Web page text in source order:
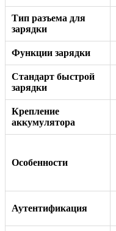
Тип разъема для
зарядки
Функции зарядки
Стандарт быстрой
зарядки
Крепление
аккумулятора
Особенности
Аутентификация